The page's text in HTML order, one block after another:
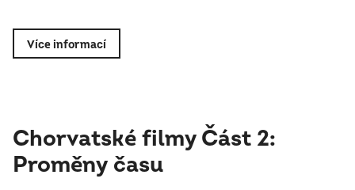
Více informací
Chorvatské filmy Část 2:
Proměny času